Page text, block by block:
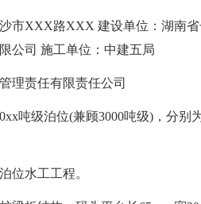
市XXX路XXX 建设单位：湖南
公司 施工单位：中建五局
理责任有限责任公司
吨级泊位(兼顾3000吨级)，分别
位水工工程。